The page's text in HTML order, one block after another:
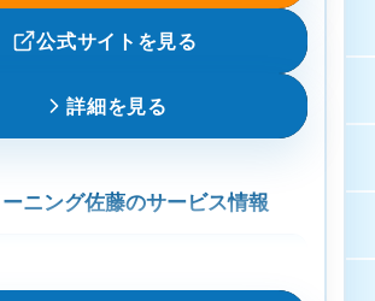
補償あり公式サイトを見る
詳細を見る
ニング佐藤のサービス情報